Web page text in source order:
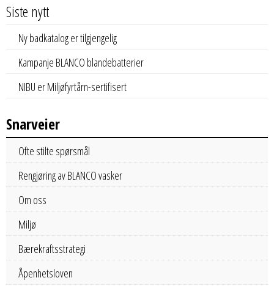
Siste nytt
Ny badkatalog er tilgjengelig
Kampanje BLANCO blandebatterier
NIBU er Miljøfyrtårn-sertifisert
Snarveier
Ofte stilte spørsmål
Rengjøring av BLANCO vasker
Om oss
Miljø
Bærekraftsstrategi
Åpenhetsloven